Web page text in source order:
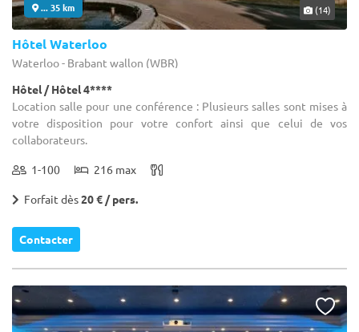
... 35 km (14)
Hôtel Waterloo
Waterloo - Brabant wallon (WBR)
Hôtel / Hôtel 4****
Location salle pour une conférence : Plusieurs salles sont mises à
votre disposition pour votre confort ainsi que celui de vos
collaborateurs.
1-100 216 max
Forfait dès20 € / pers.
Contacter